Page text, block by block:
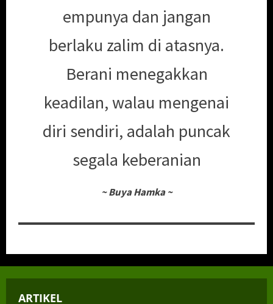
empunya dan jangan
berlaku zalim di atasnya.
Berani menegakkan
keadilan, walau mengenai
diri sendiri, adalah puncak
segala keberanian
~ Buya Hamka ~
ARTIKEL